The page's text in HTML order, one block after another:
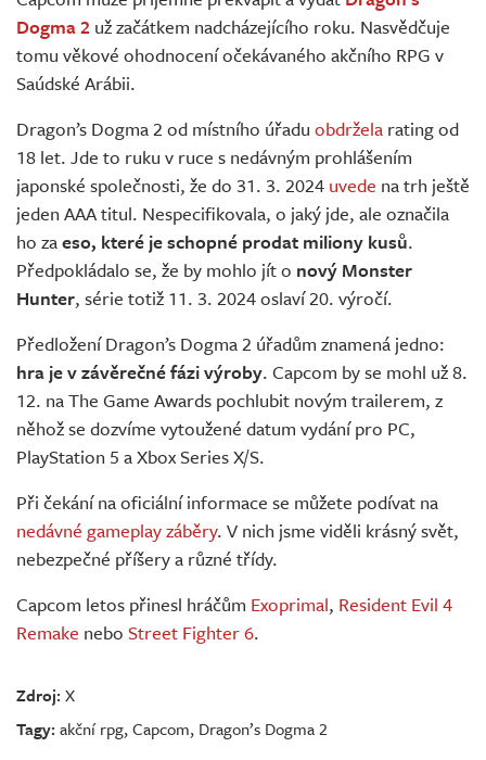
Živě
Dogma 2 už začátkem nadcházejícího roku. Nasvědčuje
tomu věkové ohodnocení očekávaného akčního RPG v
Saúdské Arábii.
Dragon’s Dogma 2 od místního úřadu obdržela rating od
18 let. Jde to ruku v ruce s nedávným prohlášením
japonské společnosti, že do 31. 3. 2024 uvede na trh ještě
jeden AAA titul. Nespecifikovala, o jaký jde, ale označila
ho zaeso, které je schopné prodat miliony kusů.
Předpokládalo se, že by mohlo jít o nový Monster
Hunter, série totiž 11. 3. 2024 oslaví 20. výročí.
Předložení Dragon’s Dogma 2 úřadům znamená jedno:
hra je v závěrečné fázi výroby. Capcom by se mohl už 8.
12. na The Game Awards pochlubit novým trailerem, z
něhož se dozvíme vytoužené datum vydání pro PC,
PlayStation 5 a Xbox Series X/S.
Při čekání na oficiální informace se můžete podívat na
nedávné gameplay záběry. V nich jsme viděli krásný svět,
nebezpečné příšery a různé třídy.
Capcom letos přinesl hráčům Exoprimal, Resident Evil 4
Remake nebo Street Fighter 6.
Zdroj:X
Tagy:akční rpg,Capcom, Dragon’s Dogma 2